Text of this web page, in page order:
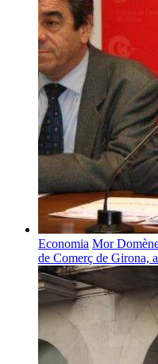
Economia Mor
de Comerç de Girona,